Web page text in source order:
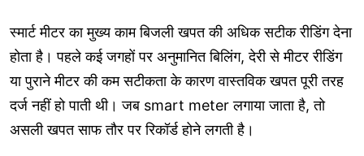
स्मार्ट मीटर का मुख्य काम बिजली खपत की अधिक सटीक रीडिंग देना
होता है। पहले कई जगहों पर अनुमानित बिलिंग, देरी से मीटर रीडिंग
या पुराने मीटर की कम सटीकता के कारण वास्तविक खपत पूरी तरह
दर्ज नहीं हो पाती थी। जब smart meter लगाया जाता है, तो
असली खपत साफ तौर पर रिकॉर्ड होने लगती है।